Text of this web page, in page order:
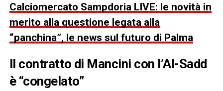
Calciomercato Sampdoria LIVE: le novità in
merito alla questione legata alla
“panchina”, le news sul futuro di Palma
Il contratto di Mancini con l’Al-Sadd
è “congelato”